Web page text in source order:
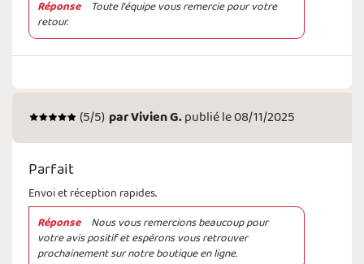
Réponse
Toute l'équipe vous remercie pour votre
retour.
parVivien G.publié le 08/11/2025
(5/5)
Parfait
Envoi et réception rapides.
Réponse Nous vous remercions beaucoup pour
votre avis positif et espérons vous retrouver
prochainement sur notre boutique en ligne.